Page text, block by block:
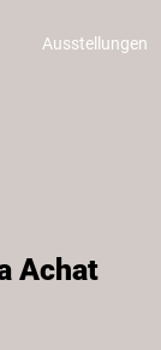
Ausstellungen
Achat